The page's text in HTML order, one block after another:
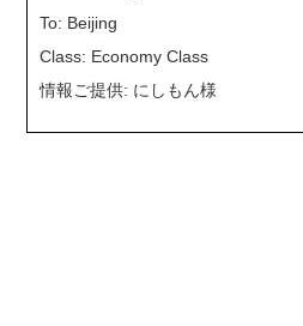
To: Beijing
Class: Economy Class
情報ご提供: にしもん様